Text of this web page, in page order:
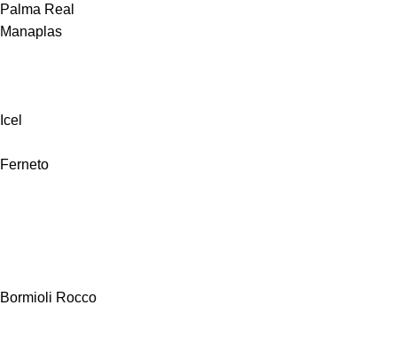
Palma Real
Manaplas
Icel
Ferneto
Bormioli Rocco